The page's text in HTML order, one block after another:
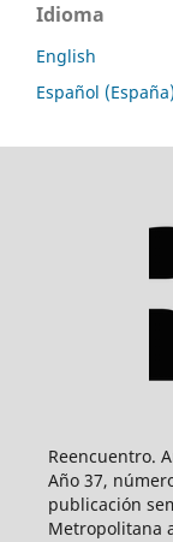
Idioma
English
Español (España)
Reencuentro.
Año 37,
publicación
Metropolitana